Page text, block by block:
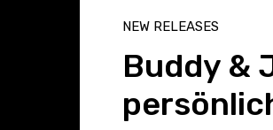
NEW RELEASES
Buddy &